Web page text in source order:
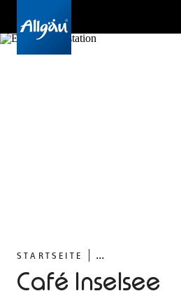
STARTSEITE ...
Café Inselsee